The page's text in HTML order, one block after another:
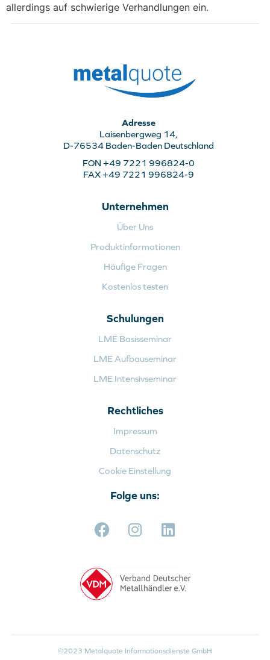
allerdings auf schwierige Verhandlungen ein.
Adresse
Laisenbergweg 14,
D-76534 Baden-Baden Deutschland
FON +49 7221 996824-0
FAX +49 7221 996824-9
Unternehmen
Über Uns
Produktinformationen
Häufige Fragen
Kostenlos testen
Schulungen
LME Basisseminar
LME Aufbauseminar
LME Intensivseminar
Rechtliches
Impressum
Datenschutz
Cookie Einstellung
Folge uns:
©2023 Metalquote Informationsdienste GmbH